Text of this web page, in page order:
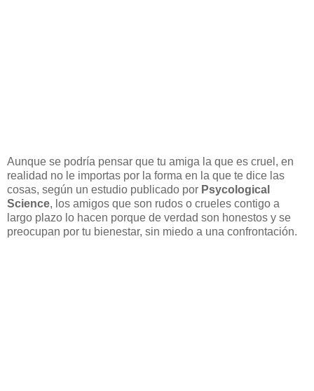
Aunque se podría pensar que tu amiga la que es cruel, en
realidad no le importas por la forma en la que te dice las
cosas, según un estudio publicado por Psycological
Science, los amigos que son rudos o crueles contigo a
largo plazo lo hacen porque de verdad son honestos y se
preocupan por tu bienestar, sin miedo a una confrontación.